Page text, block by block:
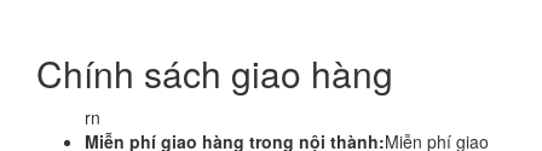
Chính sách giao hàng
rn
Miễn phí giao hàng trong nội thành:Miễn phí giao